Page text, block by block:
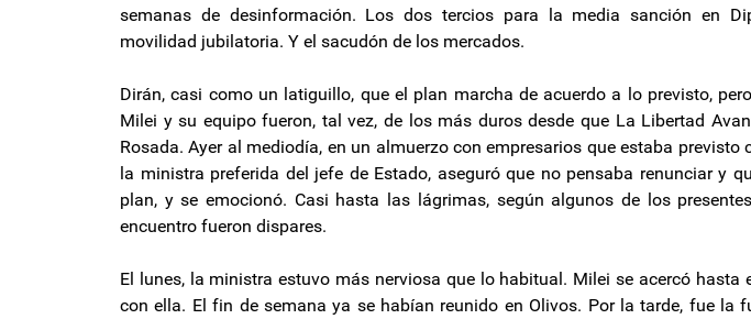
semanas de desinformación. Los dos tercios para la media sanción en
movilidad jubilatoria. Y el sacudón de los mercados.
Dirán, casi como un latiguillo, que el plan marcha de acuerdo a lo previsto,
Milei y su equipo fueron, tal vez, de los más duros desde que La Libertad
Rosada. Ayer al mediodía, en un almuerzo con empresarios que estaba previsto
la ministra preferida del jefe de Estado, aseguró que no pensaba renunciar y
plan, y se emocionó. Casi hasta las lágrimas, según algunos de los
encuentro fueron dispares.
El lunes, la ministra estuvo más nerviosa que lo habitual. Milei se acercó hasta
con ella. El fin de semana ya se habían reunido en Olivos. Por la tarde, fue la